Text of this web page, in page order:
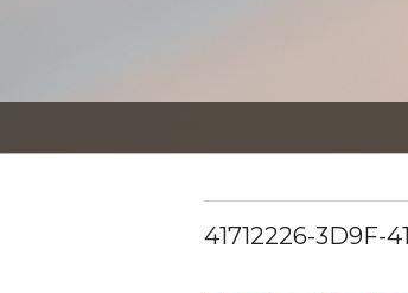
41712226-3D9F-